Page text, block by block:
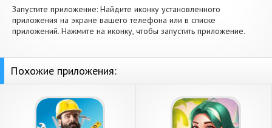
Запустите приложение: Найдите иконку установленного
приложения на экране вашего телефона или в списке
приложений. Нажмите на иконку, чтобы запустить приложение.
Похожие приложения: